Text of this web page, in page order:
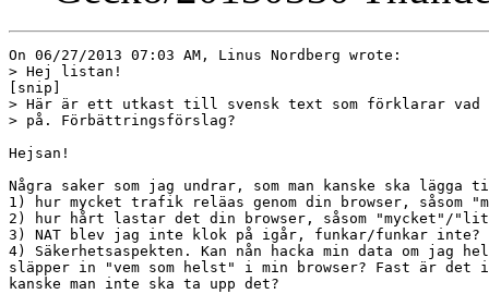
On 06/27/2013 07:03 AM, Linus Nordberg wrote:
> Hej listan!
[snip]
> Här är ett utkast till svensk text som förklarar vad
> på. Förbättringsförslag?
Hejsan!
Några saker som jag undrar, som man kanske ska
1) hur mycket trafik reläas genom din browser, såsom
2) hur hårt lastar det din browser, såsom "mycket"/
3) NAT blev jag inte klok på igår, funkar/funkar inte?
4) Säkerhetsaspekten. Kan nån hacka min data om jag
släpper in "vem som helst" i min browser? Fast är det
kanske man inte ska ta upp det?